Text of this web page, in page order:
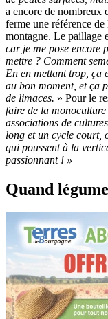
a encore de nombreux
ferme une référence
montagne. Le paillage
car je me pose encore
mettre ? Comment
En en mettant trop, ça
au bon moment, et ça
de limaces. » Pour le
faire de la
associations de
long et un cycle court,
qui poussent à la
passionnant ! »
Quand